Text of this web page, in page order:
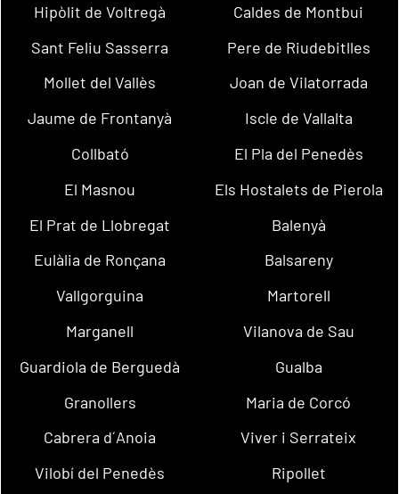
Hipòlit de Voltregà
Caldes de Montbui
Sant Feliu Sasserra
Pere de Riudebitlles
Mollet del Vallès
Joan de Vilatorrada
Jaume de Frontanyà
Iscle de Vallalta
Collbató
El Pla del Penedès
El Masnou
Els Hostalets de Pierola
El Prat de Llobregat
Balenyà
Eulàlia de Ronçana
Balsareny
Vallgorguina
Martorell
Marganell
Vilanova de Sau
Guardiola de Berguedà
Gualba
Granollers
Maria de Corcó
Cabrera d´Anoia
Viver i Serrateix
Vilobí del Penedès
Ripollet